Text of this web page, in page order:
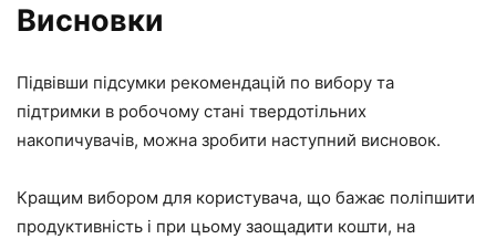
Висновки
Підвівши підсумки рекомендацій по вибору та
підтримки в робочому стані твердотільних
накопичувачів, можна зробити наступний висновок.
Кращим вибором для користувача, що бажає поліпшити
продуктивність і при цьому заощадити кошти, на